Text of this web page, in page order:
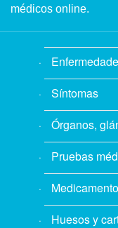
médicos online.
Síntomas
Órganos,
Pruebas
Huesos y